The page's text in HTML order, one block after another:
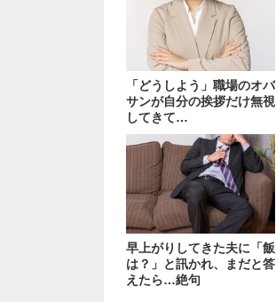
「どうしよう」職場のオバ
サンが自分の挨拶だけ無視
してきて…
早上がりしてきた夫に「飯
は？」と訊かれ、まだと答
えたら…絶句